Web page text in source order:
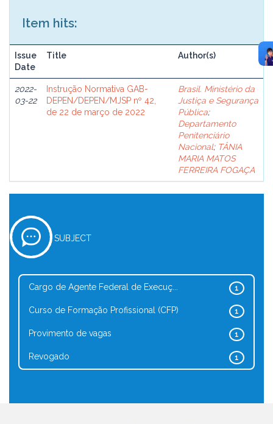
Item hits:
Issue
Date
Title Author(s)
2022-
03-22
Instrução Normativa GAB-
DEPEN/DEPEN/MJSP nº 42,
de 22 de março de 2022
Brasil. Ministério da
Justiça e Segurança
Pública;
Departamento
Penitenciário
Nacional; TÂNIA
MARIA MATOS
FERREIRA FOGAÇA
SUBJECT
1
Cargo de Agente Federal de Execuç...
1
Curso de Formação Profissional (CFP)
1
Provimento de vagas
1
Revogado